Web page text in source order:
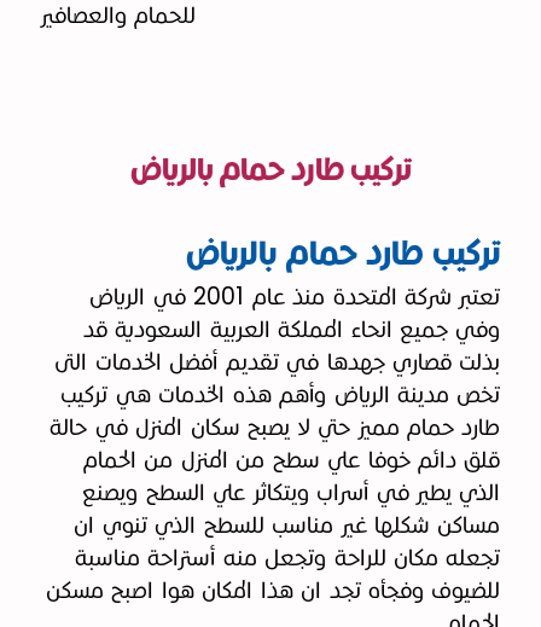
تركيب طارد حمام بالرياض
تركيب طارد حمام بالرياض
تعتبر شركة المتحدة منذ عام 2001 في الرياض
وفي جميع انحاء المملكة العربية السعودية قد
بذلت قصاري جهدها في تقديم أفضل الخدمات التى
تخص مدينة الرياض وأهم هذه الخدمات هي تركيب
طارد حمام مميز حتي لا يصبح سكان المنزل في حالة
قلق دائم خوفا علي سطح من المنزل من الحمام
الذي يطير في أسراب ويتكاثر علي السطح ويصنع
مساكن شكلها غير مناسب للسطح الذي تنوي ان
تجعله مكان للراحة وتجعل منه أستراحة مناسبة
للضيوف وفجأه تجد ان هذا المكان هوا اصبح مسكن